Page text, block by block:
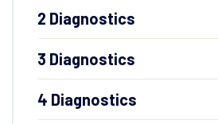
2 Diagnostics
3 Diagnostics
4 Diagnostics